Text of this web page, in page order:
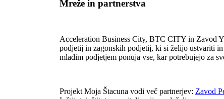
Mreže in partnerstva
Acceleration Business City, BTC CITY in Zavod
podjetij in zagonskih podjetij, ki si želijo ustvariti
mladim podjetjem ponuja vse, kar potrebujejo za
Projekt Moja Štacuna vodi več partnerjev: Zavod